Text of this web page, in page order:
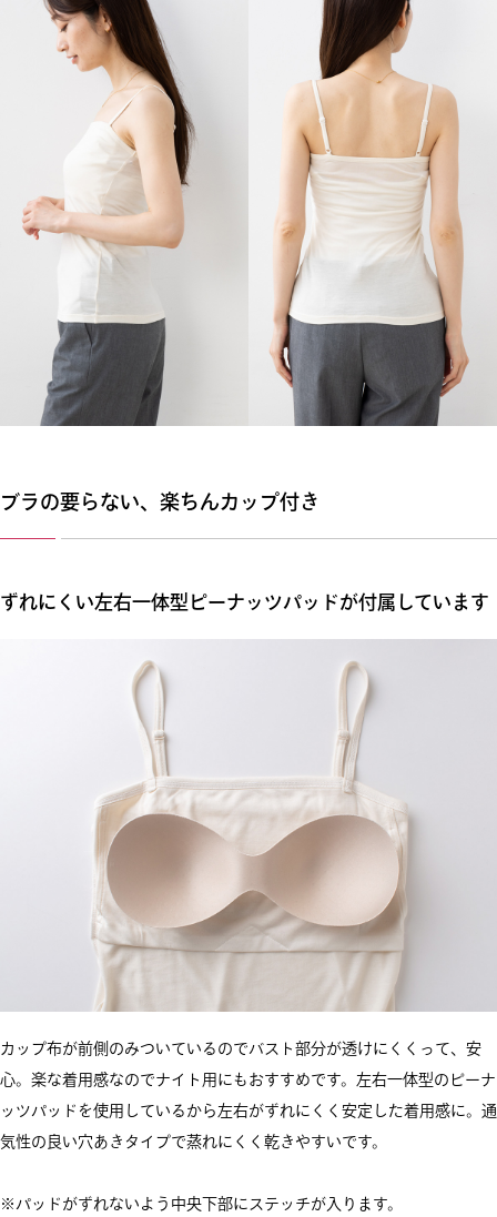
ブラの要らない、楽ちんカップ付き
ずれにくい左右一体型ピーナッツパッドが付属しています
カップ布が前側のみついているのでバスト部分が透けにくくって、安
心。楽な着用感なのでナイト用にもおすすめです。左右一体型のピーナ
ッツパッドを使用しているから左右がずれにくく安定した着用感に。通
気性の良い穴あきタイプで蒸れにくく乾きやすいです。
※パッドがずれないよう中央下部にステッチが入ります。